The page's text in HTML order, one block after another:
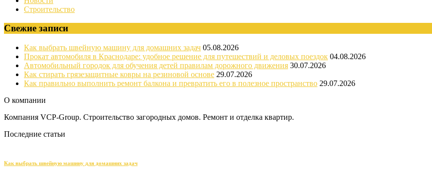
Строительство
Свежие записи
Как выбрать швейную машину для домашних задач 05.08.2026
Прокат автомобиля в Краснодаре: удобное решение для путешествий и деловых поездок 04.08.2026
Автомобильный городок для обучения детей правилам дорожного движения 30.07.2026
Как стирать грязезащитные ковры на резиновой основе 29.07.2026
Как правильно выполнить ремонт балкона и превратить его в полезное пространство 29.07.2026
О компании
Компания VCP-Group. Строительство загородных домов. Ремонт и отделка квартир.
Последние статьи
Как выбрать швейную машину для домашних задач